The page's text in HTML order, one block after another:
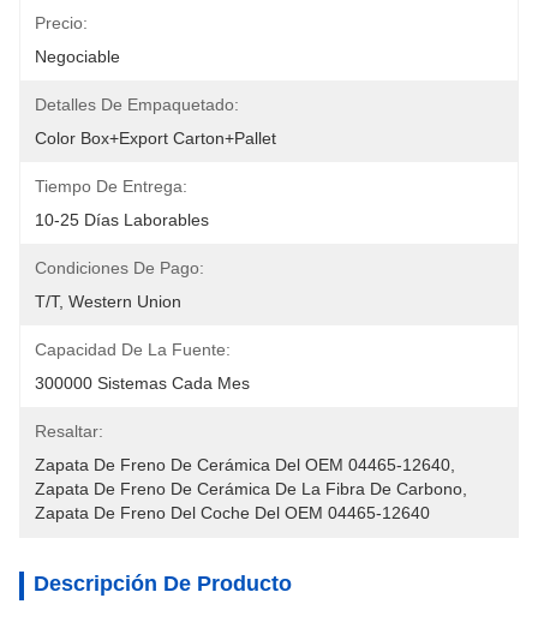
Precio:
Negociable
Detalles De Empaquetado:
Color Box+export Carton+pallet
Tiempo De Entrega:
10-25 Días Laborables
Condiciones De Pago:
T/T, Western Union
Capacidad De La Fuente:
300000 Sistemas Cada Mes
Resaltar:
Zapata De Freno De Cerámica Del OEM 04465-12640
Zapata De Freno De Cerámica De La Fibra De Carbono
Zapata De Freno Del Coche Del OEM 04465-12640
Descripción De Producto